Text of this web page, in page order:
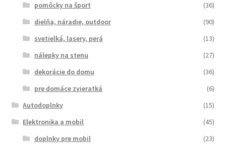
pomôcky na šport
(36)
dielňa, náradie, outdoor
(90)
svetielká, lasery, perá
(13)
nálepky na stenu
(27)
dekorácie do domu
(36)
pre domáce zvieratká
(6)
Autodoplnky
(15)
Elektronika a mobil
(45)
doplnky pre mobil
(23)